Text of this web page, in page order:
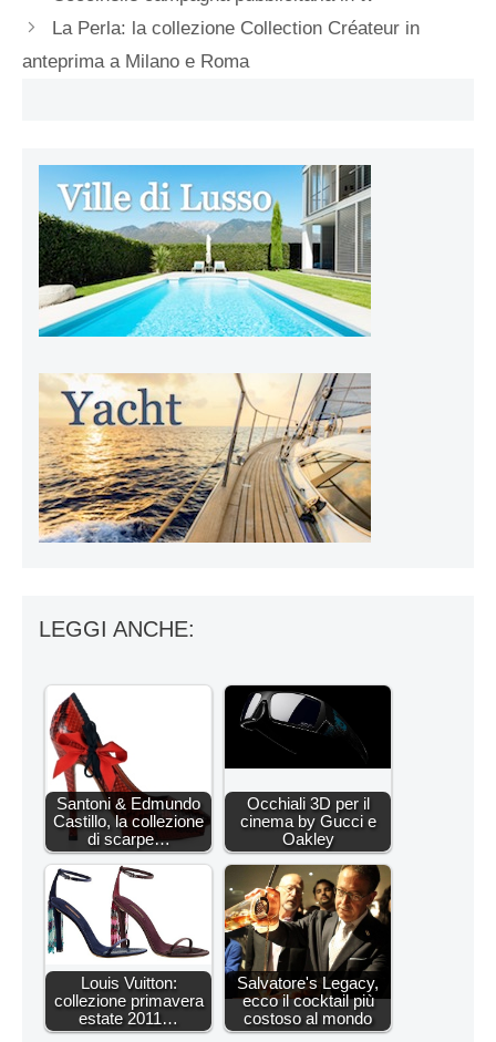
La Perla: la collezione Collection Créateur in
anteprima a Milano e Roma
LEGGI ANCHE:
Santoni & Edmundo
Castillo, la collezione
di scarpe…
Occhiali 3D per il
cinema by Gucci e
Oakley
Louis Vuitton:
collezione primavera
estate 2011…
Salvatore's Legacy,
ecco il cocktail più
costoso al mondo